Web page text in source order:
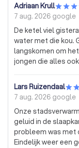
Adriaan Krull
7 aug. 2026 google
De ketel viel
water met die kou.
langskomen om
jongen die alles
Lars Ruizendaal
7 aug. 2026 google
Onze
geluid in de
probleem was met
Eindelijk weer een